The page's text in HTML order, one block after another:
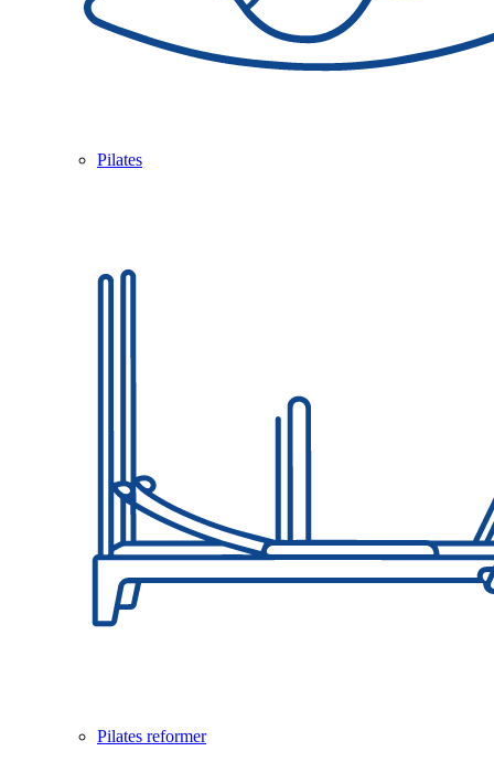
Pilates
Pilates reformer